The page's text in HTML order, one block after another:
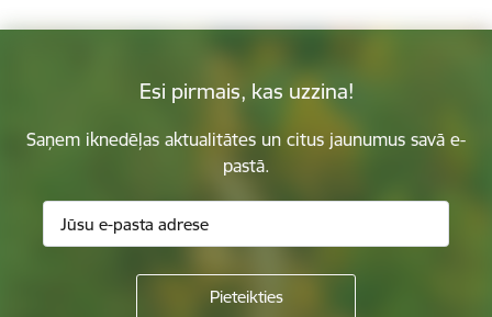
Esi pirmais, kas uzzina!
Saņem iknedēļas aktualitātes un citus jaunumus savā e-
pastā.